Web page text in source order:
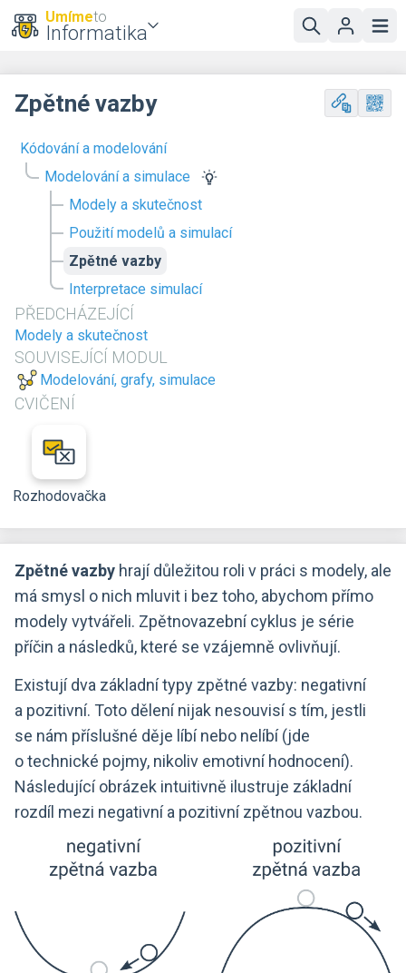
Umímeto
Informatika
Kódování a modelování
Modelování a simulace
Modely a skutečnost
Použití modelů a simulací
Zpětné vazby
Interpretace simulací
PŘEDCHÁZEJÍCÍ
Modely a skutečnost
SOUVISEJÍCÍ MODUL
Modelování, grafy, simulace
CVIČENÍ
Rozhodovačka
Zpětné vazby
Zpětné vazby hrají důležitou roli v práci s modely, ale
má smysl o nich mluvit i bez toho, abychom přímo
modely vytvářeli. Zpětnovazební cyklus je série
příčin a následků, které se vzájemně ovlivňují.
Existují dva základní typy zpětné vazby: negativní
a pozitivní. Toto dělení nijak nesouvisí s tím, jestli
se nám příslušné děje líbí nebo nelíbí (jde
o technické pojmy, nikoliv emotivní hodnocení).
Následující obrázek intuitivně ilustruje základní
rozdíl mezi negativní a pozitivní zpětnou vazbou.